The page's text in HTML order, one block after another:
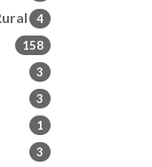
4
158
3
3
1
3